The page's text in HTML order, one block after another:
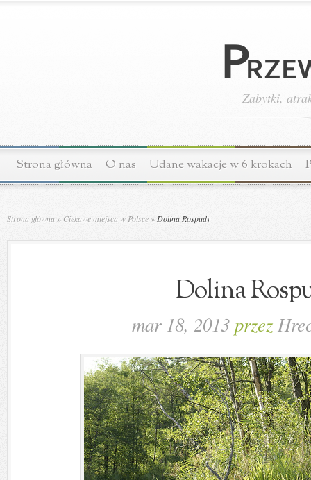
Zabytki,
Strona główna O nas Udane wakacje w 6 krokach
Strona główna » Ciekawe miejsca w Polsce » Dolina Rospudy
Dolina
mar 18, 2013 przez